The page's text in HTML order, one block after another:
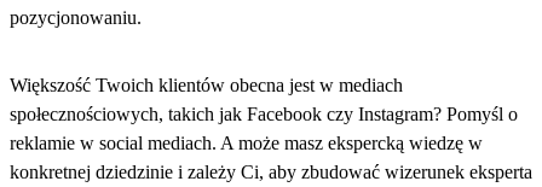
pozycjonowaniu.
Większość Twoich klientów obecna jest w mediach
społecznościowych, takich jak Facebook czy Instagram? Pomyśl o
reklamie w social mediach. A może masz ekspercką wiedzę w
konkretnej dziedzinie i zależy Ci, aby zbudować wizerunek eksperta